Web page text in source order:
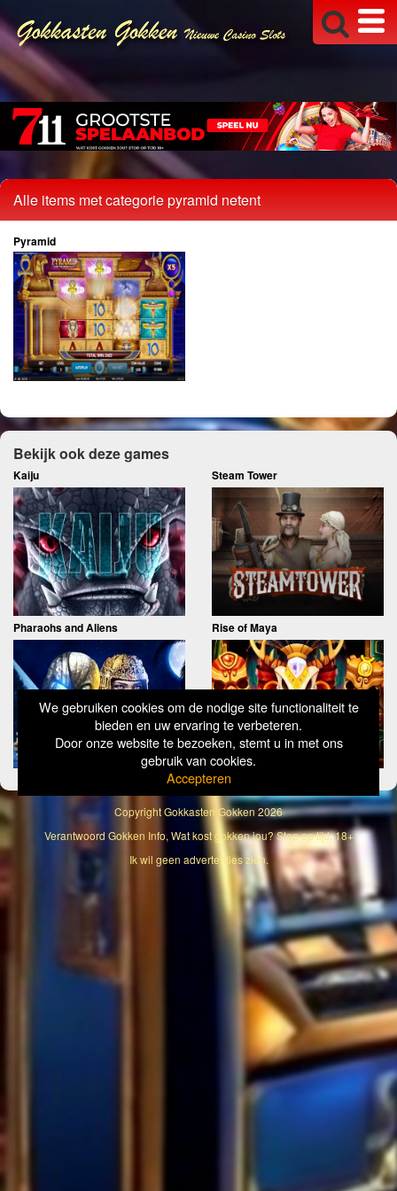
We gebruiken cookies om de nodige site functionaliteit te
bieden en uw ervaring te verbeteren.
Door onze website te bezoeken, stemt u in met ons
gebruik van cookies.
Accepteren
Alle items met categorie pyramid netent
Pyramid
Bekijk ook deze games
Kaiju Steam Tower
Pharaohs and Aliens Rise of Maya
CopyrightGokkasten Gokken 2026
Verantwoord Gokken Info, Wat kost gokken jou? Stop op tijd, 18+
Ik wil geen advertenties zien.